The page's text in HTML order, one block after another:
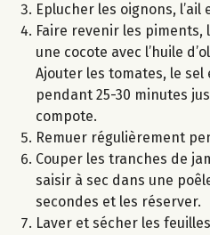
Eplucher les oignons,
Faire revenir les piments,
une cocote avec l’huile
Ajouter les tomates, le
pendant 25-30 minutes
compote.
Remuer régulièrement
Couper les tranches de
saisir à sec dans une
secondes et les réserver.
Laver et sécher les